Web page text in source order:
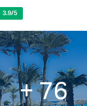
3.9/5
+ 76